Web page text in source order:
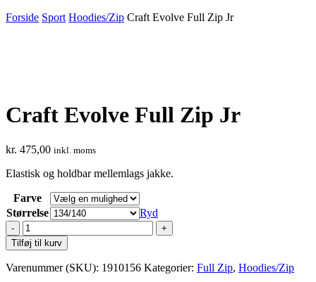
Forside Sport Hoodies/Zip Craft Evolve Full Zip Jr
Craft Evolve Full Zip Jr
kr. 475,00 inkl. moms
Elastisk og holdbar mellemlags jakke.
Farve
Størrelse
Ryd
Craft
Evolve
Full
Zip
Tilføj til kurv
Varenummer (SKU): 1910156 Kategorier: Full Zip, Hoodies/Zip